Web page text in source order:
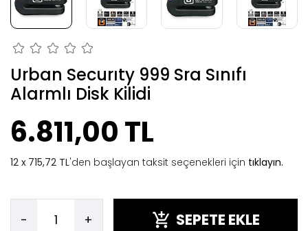
Urban Securıty 999 Sra Sınıfı
Alarmlı Disk Kilidi
6.811,00 TL
715,72 TL'den başlayan taksit seçenekleri için tıklayın.
- + SEPETE EKLE